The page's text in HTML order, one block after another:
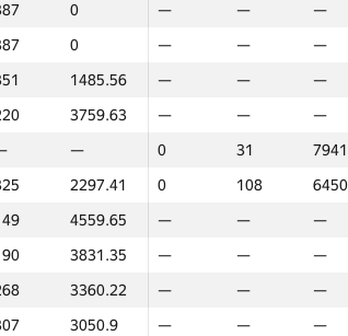
0 — — —
0 — — —
1485.56 — — —
3759.63 — — —
— 0 31
2297.41 0 108
4559.65 — — —
3831.35 — — —
3360.22 — — —
3050.9 — — —
0 — — —
3831.88 — — —
7325.29 0 124
3954.03 — — —
6254.88 — — —
3643.94 — — —
1424.84 — — —
— 0 49
0 — — —
— 0 150